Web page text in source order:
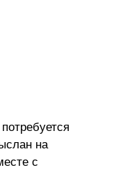
на
с